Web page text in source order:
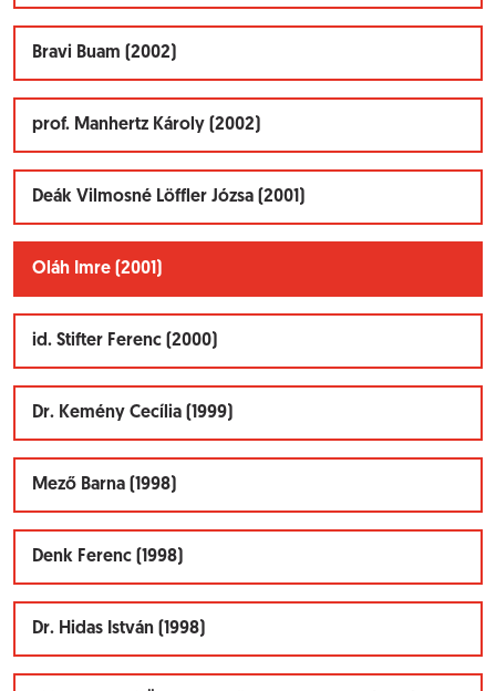
Bravi Buam (2002)
prof. Manhertz Károly (2002)
Deák Vilmosné Löffler Józsa (2001)
Oláh Imre (2001)
id. Stifter Ferenc (2000)
Dr. Kemény Cecília (1999)
Mező Barna (1998)
Denk Ferenc (1998)
Dr. Hidas István (1998)